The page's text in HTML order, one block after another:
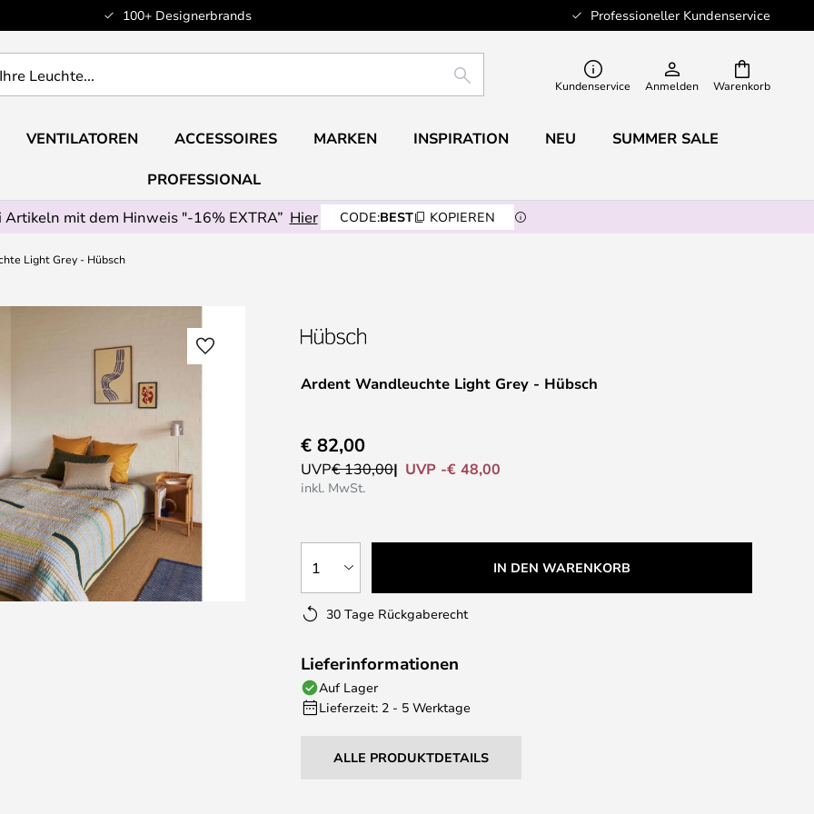
100+ Designerbrands Professioneller Kundenservice
Warenkorb
SUCHE Kundenservice Anmelden
VENTILATOREN ACCESSOIRES MARKEN INSPIRATION NEU SUMMER SALE
PROFESSIONAL
mit dem Hinweis "-16% EXTRA” Hier CODE:BEST KOPIEREN
Light Grey - Hübsch
Ardent Wandleuchte Light Grey - Hübsch
€ 82,00
UVP€ 130,00 UVP -€ 48,00
inkl. MwSt.
1 IN DEN WARENKORB
30 Tage Rückgaberecht
Lieferinformationen
Auf Lager
Lieferzeit: 2 - 5 Werktage
ALLE PRODUKTDETAILS